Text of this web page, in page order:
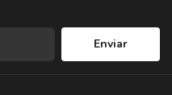
130cm - Amor Pela